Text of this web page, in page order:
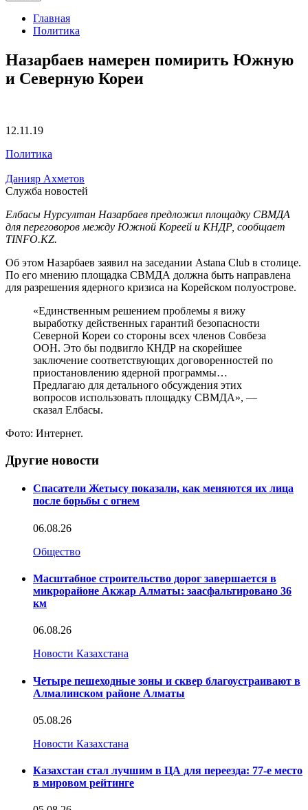
Главная
Политика
Назарбаев намерен помирить Южную
и Северную Кореи
12.11.19
Политика
Данияр Ахметов
Служба новостей
Елбасы Нурсултан Назарбаев предложил площадку СВМДА
для переговоров между Южной Кореей и КНДР, сообщает
TINFO.KZ.
Об этом Назарбаев заявил на заседании Astana Club в столице.
По его мнению площадка СВМДА должна быть направлена
для разрешения ядерного кризиса на Корейском полуострове.
«Единственным решением проблемы я вижу
выработку действенных гарантий безопасности
Северной Кореи со стороны всех членов Совбеза
ООН. Это бы подвигло КНДР на скорейшее
заключение соответствующих договоренностей по
приостановлению ядерной программы…
Предлагаю для детального обсуждения этих
вопросов использовать площадку СВМДА», —
сказал Елбасы.
Фото: Интернет.
Другие новости
Спасатели Жетысу показали, как меняются их лица
после борьбы с огнем
06.08.26
Общество
Масштабное строительство дорог завершается в
микрорайоне Акжар Алматы: заасфальтировано 36
км
06.08.26
Новости Казахстана
Четыре пешеходные зоны и сквер благоустраивают в
Алмалинском районе Алматы
05.08.26
Новости Казахстана
Казахстан стал лучшим в ЦА для переезда: 77-е место
в мировом рейтинге